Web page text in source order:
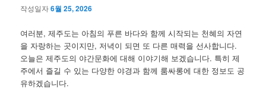
작성일자6월 25, 2026
여러분, 제주도는 아침의 푸른 바다와 함께 시작되는 천혜의 자연
을 자랑하는 곳이지만, 저녁이 되면 또 다른 매력을 선사합니다.
오늘은 제주도의 야간문화에 대해 이야기해 보겠습니다. 특히 제
주에서 즐길 수 있는 다양한 야경과 함께 룸싸롱에 대한 정보도 공
유하겠습니다.